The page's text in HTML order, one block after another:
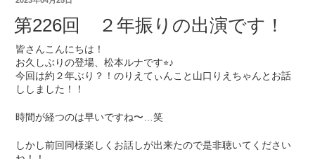
第226回 ２年振りの出演です！
皆さんこんにちは！
お久しぶりの登場、松本ルナです⭐︎♪
今回は約２年ぶり？！のりえてぃんこと山口りえちゃんとお話
ししました！！
時間が経つのは早いですね〜…笑
しかし前回同様楽しくお話しが出来たので是非聴いてください